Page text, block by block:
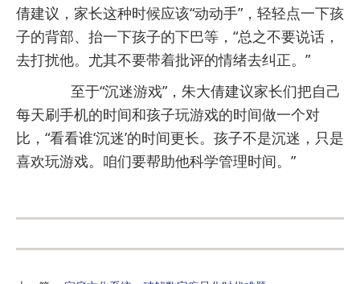
倩建议，家长这种时候应该“动动手”，轻轻点一下孩
子的背部、抬一下孩子的下巴等，“总之不要说话，
去打扰他。尤其不要带着批评的情绪去纠正。”
至于“沉迷游戏”，朱大倩建议家长们把自己
每天刷手机的时间和孩子玩游戏的时间做一个对
比，“看看谁‘沉迷’的时间更长。孩子不是沉迷，只是
喜欢玩游戏。咱们要帮助他科学管理时间。”